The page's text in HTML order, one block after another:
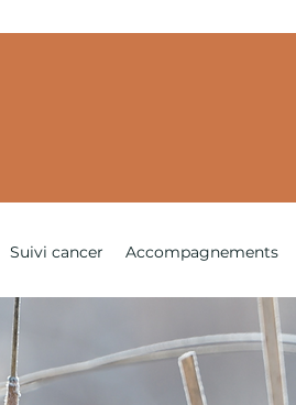
Suivi cancer Accompagnements